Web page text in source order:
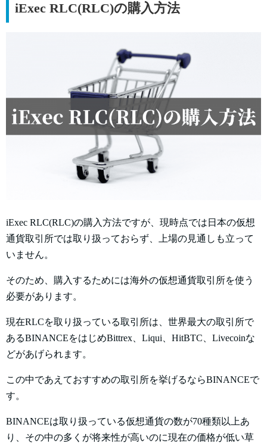
iExec RLC(RLC)の購入方法
iExec RLC(RLC)の購入方法ですが、現時点では日本の仮想
通貨取引所では取り扱っておらず、上場の見通しも立って
いません。
そのため、購入するためには海外の仮想通貨取引所を使う
必要があります。
現在RLCを取り扱っている取引所は、世界最大の取引所で
あるBINANCEをはじめBittrex、Liqui、HitBTC、Livecoinな
どがあげられます。
この中であえておすすめの取引所を挙げるならBINANCEで
す。
BINANCEは取り扱っている仮想通貨の数が70種類以上あ
り、その中の多くが将来性が高いのに現在の価格が低い草